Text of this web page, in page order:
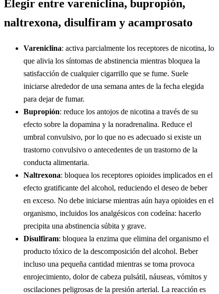
Elegir entre vareniclina, bupropión,
naltrexona, disulfiram y acamprosato
Vareniclina: activa parcialmente los receptores de nicotina, lo
que alivia los síntomas de abstinencia mientras bloquea la
satisfacción de cualquier cigarrillo que se fume. Suele
iniciarse alrededor de una semana antes de la fecha elegida
para dejar de fumar.
Bupropión: reduce los antojos de nicotina a través de su
efecto sobre la dopamina y la noradrenalina. Reduce el
umbral convulsivo, por lo que no es adecuado si existe un
trastorno convulsivo o antecedentes de un trastorno de la
conducta alimentaria.
Naltrexona: bloquea los receptores opioides implicados en el
efecto gratificante del alcohol, reduciendo el deseo de beber
en exceso. No debe iniciarse mientras aún haya opioides en el
organismo, incluidos los analgésicos con codeína: hacerlo
precipita una abstinencia súbita y grave.
Disulfiram: bloquea la enzima que elimina del organismo el
producto tóxico de la descomposición del alcohol. Beber
incluso una pequeña cantidad mientras se toma provoca
enrojecimiento, dolor de cabeza pulsátil, náuseas, vómitos y
oscilaciones peligrosas de la presión arterial. La reacción es